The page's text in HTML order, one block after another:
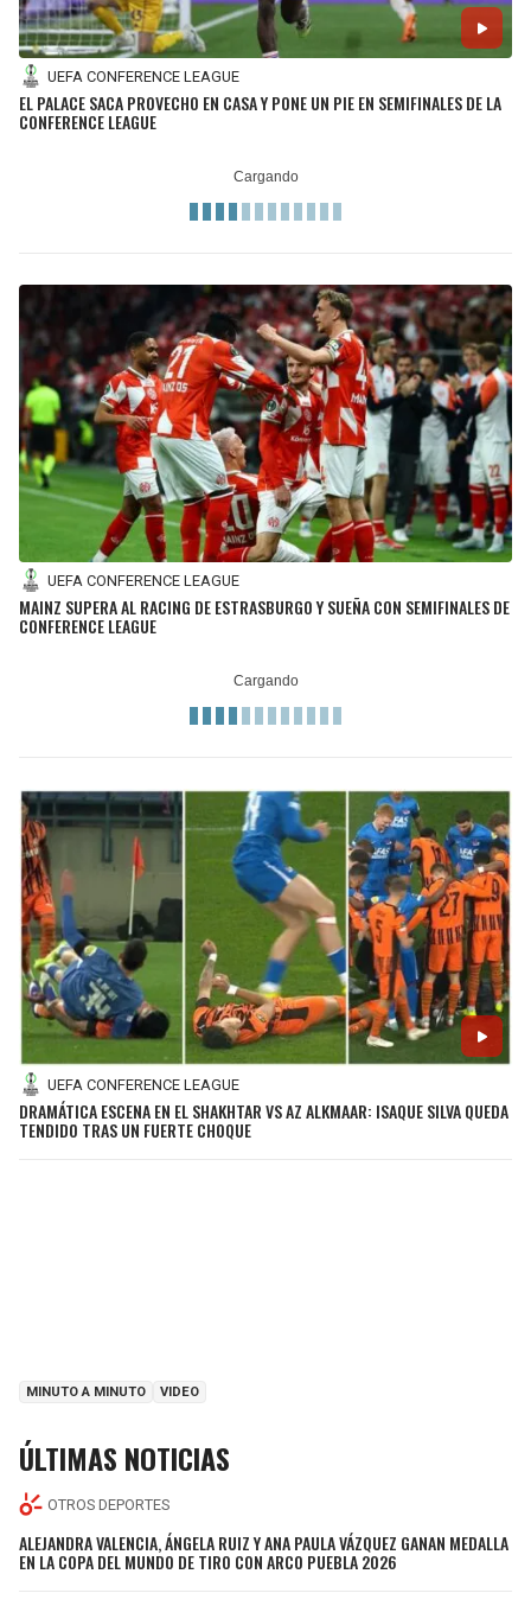
UEFA CONFERENCE LEAGUE
EL PALACE SACA PROVECHO EN CASA Y PONE UN PIE EN SEMIFINALES DE LA
CONFERENCE LEAGUE
UEFA CONFERENCE LEAGUE
MAINZ SUPERA AL RACING DE ESTRASBURGO Y SUEÑA CON SEMIFINALES DE
CONFERENCE LEAGUE
UEFA CONFERENCE LEAGUE
DRAMÁTICA ESCENA EN EL SHAKHTAR VS AZ ALKMAAR: ISAQUE SILVA QUEDA
TENDIDO TRAS UN FUERTE CHOQUE
MINUTO A MINUTO VIDEO
ÚLTIMAS NOTICIAS
OTROS DEPORTES
ALEJANDRA VALENCIA, ÁNGELA RUIZ Y ANA PAULA VÁZQUEZ GANAN MEDALLA
EN LA COPA DEL MUNDO DE TIRO CON ARCO PUEBLA 2026